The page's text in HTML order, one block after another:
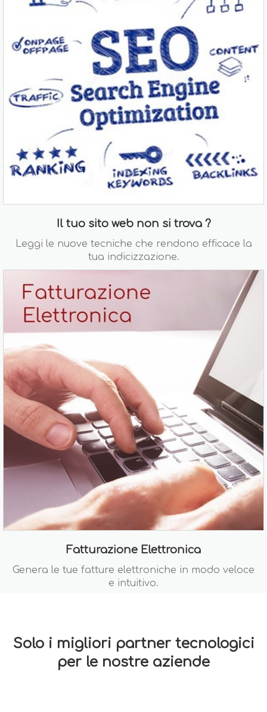
Il tuo sito web non si trova ?
Leggi le nuove tecniche che rendono efficace la
tua indicizzazione.
Fatturazione Elettronica
Genera le tue fatture elettroniche in modo veloce
e intuitivo.
Solo i migliori partner tecnologici
per le nostre aziende